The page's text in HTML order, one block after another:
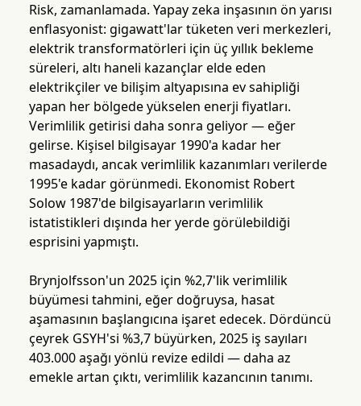
Risk, zamanlamada. Yapay zeka inşasının ön yarısı
enflasyonist: gigawatt'lar tüketen veri merkezleri,
elektrik transformatörleri için üç yıllık bekleme
süreleri, altı haneli kazançlar elde eden
elektrikçiler ve bilişim altyapısına ev sahipliği
yapan her bölgede yükselen enerji fiyatları.
Verimlilik getirisi daha sonra geliyor — eğer
gelirse. Kişisel bilgisayar 1990'a kadar her
masadaydı, ancak verimlilik kazanımları verilerde
1995'e kadar görünmedi. Ekonomist Robert
Solow 1987'de bilgisayarların verimlilik
istatistikleri dışında her yerde görülebildiği
esprisini yapmıştı.
Brynjolfsson'un 2025 için %2,7'lik verimlilik
büyümesi tahmini, eğer doğruysa, hasat
aşamasının başlangıcına işaret edecek. Dördüncü
çeyrek GSYH'si %3,7 büyürken, 2025 iş sayıları
403.000 aşağı yönlü revize edildi — daha az
emekle artan çıktı, verimlilik kazancının tanımı.